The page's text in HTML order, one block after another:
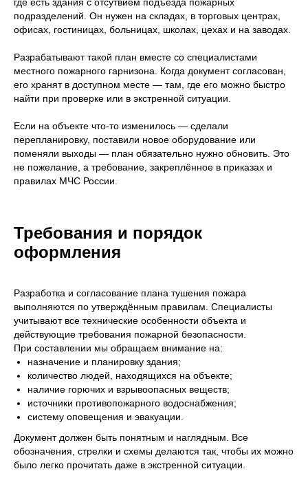
подразделений. Он нужен на складах, в торговых центрах,
офисах, гостиницах, больницах, школах, цехах и на заводах.
Разрабатывают такой план вместе со специалистами
местного пожарного гарнизона. Когда документ согласован,
его хранят в доступном месте — там, где его можно быстро
найти при проверке или в экстренной ситуации.
Если на объекте что-то изменилось — сделали
перепланировку, поставили новое оборудование или
поменяли выходы — план обязательно нужно обновить. Это
не пожелание, а требование, закреплённое в приказах и
правилах МЧС России.
Требования и порядок
оформления
Разработка и согласование плана тушения пожара
выполняются по утверждённым правилам. Специалисты
учитывают все технические особенности объекта и
действующие требования пожарной безопасности.
При составлении мы обращаем внимание на:
назначение и планировку здания;
количество людей, находящихся на объекте;
наличие горючих и взрывоопасных веществ;
источники противопожарного водоснабжения;
систему оповещения и эвакуации.
Документ должен быть понятным и наглядным. Все
обозначения, стрелки и схемы делаются так, чтобы их можно
было легко прочитать даже в экстренной ситуации.
О НАС
13